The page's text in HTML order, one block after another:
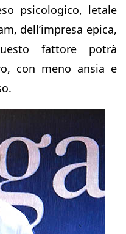
psicologico, letale
dell’impresa epica,
fattore potrà
con meno ansia e